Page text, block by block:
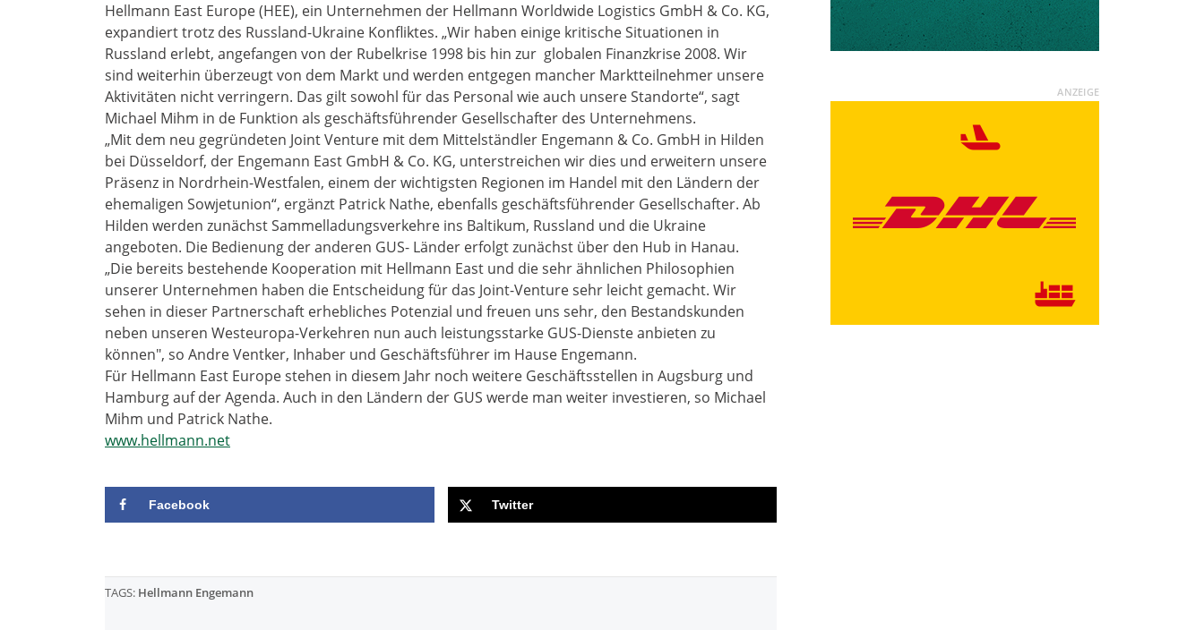
Hellmann East Europe (HEE), ein Unternehmen der Hellmann Worldwide Logistics GmbH & Co. KG,
expandiert trotz des Russland-Ukraine Konfliktes. „Wir haben einige kritische Situationen in
Russland erlebt, angefangen von der Rubelkrise 1998 bis hin zur globalen Finanzkrise 2008. Wir
sind weiterhin überzeugt von dem Markt und werden entgegen mancher Marktteilnehmer unsere
Aktivitäten nicht verringern. Das gilt sowohl für das Personal wie auch unsere Standorte“, sagt
Michael Mihm in de Funktion als geschäftsführender Gesellschafter des Unternehmens.
„Mit dem neu gegründeten Joint Venture mit dem Mittelständler Engemann & Co. GmbH in Hilden
bei Düsseldorf, der Engemann East GmbH & Co. KG, unterstreichen wir dies und erweitern unsere
Präsenz in Nordrhein-Westfalen, einem der wichtigsten Regionen im Handel mit den Ländern der
ehemaligen Sowjetunion“, ergänzt Patrick Nathe, ebenfalls geschäftsführender Gesellschafter. Ab
Hilden werden zunächst Sammelladungsverkehre ins Baltikum, Russland und die Ukraine
angeboten. Die Bedienung der anderen GUS- Länder erfolgt zunächst über den Hub in Hanau.
„Die bereits bestehende Kooperation mit Hellmann East und die sehr ähnlichen Philosophien
unserer Unternehmen haben die Entscheidung für das Joint-Venture sehr leicht gemacht. Wir
sehen in dieser Partnerschaft erhebliches Potenzial und freuen uns sehr, den Bestandskunden
neben unseren Westeuropa-Verkehren nun auch leistungsstarke GUS-Dienste anbieten zu
können", so Andre Ventker, Inhaber und Geschäftsführer im Hause Engemann.
Für Hellmann East Europe stehen in diesem Jahr noch weitere Geschäftsstellen in Augsburg und
Hamburg auf der Agenda. Auch in den Ländern der GUS werde man weiter investieren, so Michael
Mihm und Patrick Nathe.
www.hellmann.net
Facebook Twitter
TAGS: Hellmann Engemann
ANZEIGE